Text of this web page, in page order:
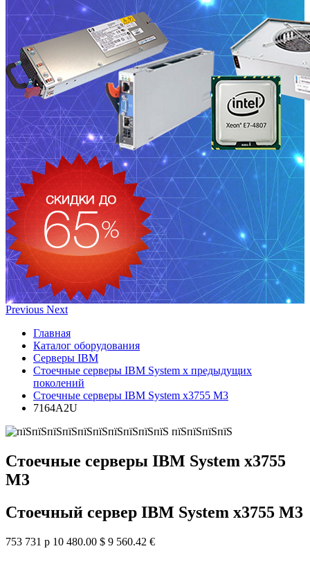
Previous Next
Главная
Каталог оборудования
Серверы IBM
Стоечные серверы IBM System x предыдущих
поколений
Стоечные серверы IBM System x3755 M3
7164A2U
Стоечные серверы IBM System x3755
M3
Стоечный сервер IBM System x3755 M3
753 731 р 10 480.00 $ 9 560.42 €